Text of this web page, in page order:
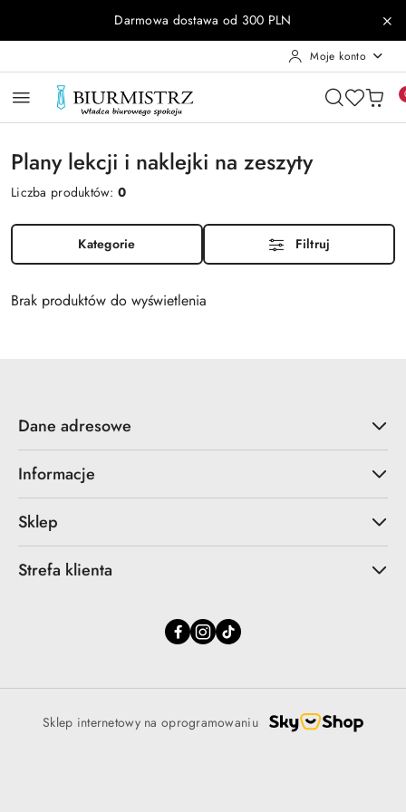
Przejdź do treści głównej
Przejdź do wyszukiwarki
Przejdź do moje konto
Przejdź do menu głównego
Przejdź do stopkiDarmowa dostawa od 300 PLN
Moje konto
Plany lekcji i naklejki na zeszyty
Liczba produktów:0
Kategorie Filtruj
Brak produktów do wyświetlenia
Dane adresowe
Informacje
Sklep
Strefa klienta
Sklep internetowy na oprogramowaniu